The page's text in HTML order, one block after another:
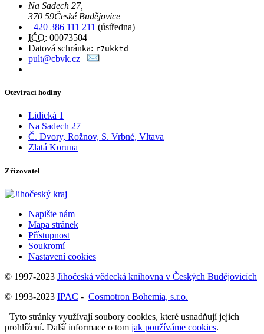
Na Sadech 27,
370 59České Budějovice
+420 386 111 211 (ústředna)
IČO: 00073504
Datová schránka: r7ukktd
pult@cbvk.cz
Otevírací hodiny
Lidická 1
Na Sadech 27
Č. Dvory, Rožnov, S. Vrbné, Vltava
Zlatá Koruna
Zřizovatel
Napište nám
Mapa stránek
Přístupnost
Soukromí
Nastavení cookies
© 1997-2023 Jihočeská vědecká knihovna v Českých Budějovicích
© 1993-2023 IPAC - Cosmotron Bohemia, s.r.o.
Tyto stránky využívají soubory cookies, které usnadňují jejich
prohlížení. Další informace o tom jak používáme cookies.